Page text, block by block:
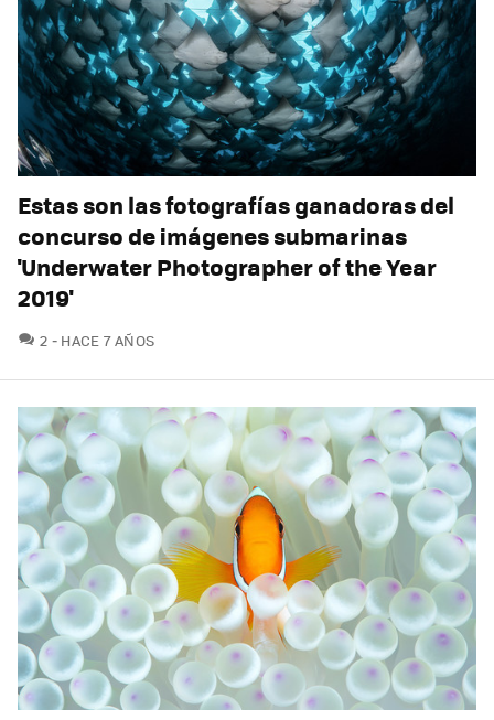
Estas son las fotografías ganadoras del
concurso de imágenes submarinas
'Underwater Photographer of the Year
2019'
2 COMENTARIOS
HACE 7 AÑOS